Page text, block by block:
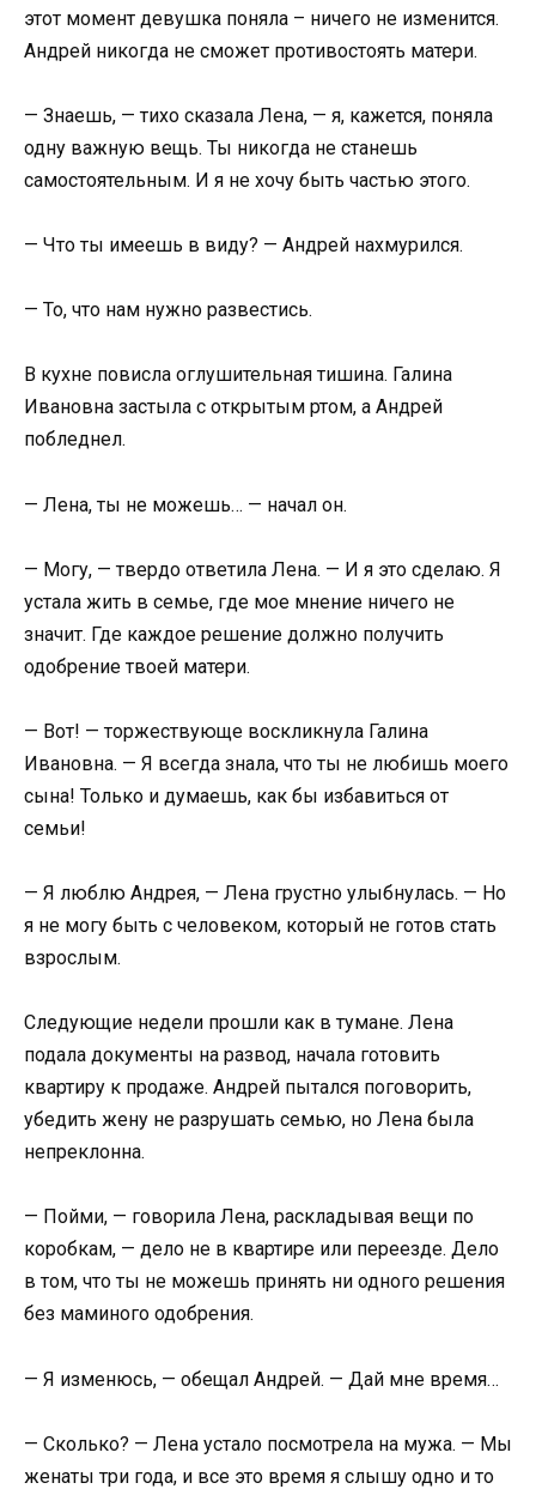
этот момент девушка поняла – ничего не изменится.
Андрей никогда не сможет противостоять матери.
— Знаешь, — тихо сказала Лена, — я, кажется, поняла
одну важную вещь. Ты никогда не станешь
самостоятельным. И я не хочу быть частью этого.
— Что ты имеешь в виду? — Андрей нахмурился.
— То, что нам нужно развестись.
В кухне повисла оглушительная тишина. Галина
Ивановна застыла с открытым ртом, а Андрей
побледнел.
— Лена, ты не можешь… — начал он.
— Могу, — твердо ответила Лена. — И я это сделаю. Я
устала жить в семье, где мое мнение ничего не
значит. Где каждое решение должно получить
одобрение твоей матери.
— Вот! — торжествующе воскликнула Галина
Ивановна. — Я всегда знала, что ты не любишь моего
сына! Только и думаешь, как бы избавиться от
семьи!
— Я люблю Андрея, — Лена грустно улыбнулась. — Но
я не могу быть с человеком, который не готов стать
взрослым.
Следующие недели прошли как в тумане. Лена
подала документы на развод, начала готовить
квартиру к продаже. Андрей пытался поговорить,
убедить жену не разрушать семью, но Лена была
непреклонна.
— Пойми, — говорила Лена, раскладывая вещи по
коробкам, — дело не в квартире или переезде. Дело
в том, что ты не можешь принять ни одного решения
без маминого одобрения.
— Я изменюсь, — обещал Андрей. — Дай мне время…
— Сколько? — Лена устало посмотрела на мужа. — Мы
женаты три года, и все это время я слышу одно и то